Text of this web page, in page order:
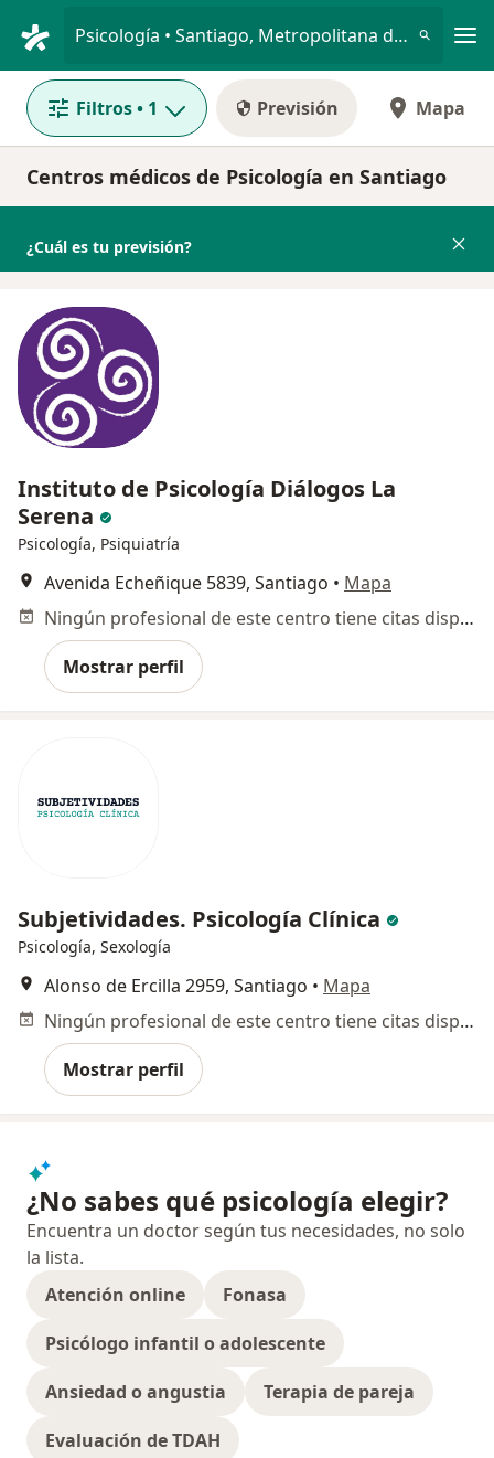
Psicología • Santiago, Metropolitana de Santiago
Filtros• 1 Previsión Mapa
Centros médicos de Psicología en Santiago
¿Cuál es tu previsión?
Instituto de Psicología Diálogos La
Serena
Psicología, Psiquiatría
Avenida Echeñique 5839, Santiago • Mapa
Ningún profesional de este centro tiene citas disponibles
Mostrar perfil
Subjetividades. Psicología Clínica
Psicología, Sexología
Alonso de Ercilla 2959, Santiago • Mapa
Ningún profesional de este centro tiene citas disponibles
Mostrar perfil
¿No sabes qué psicología elegir?
Encuentra un doctor según tus necesidades, no solo
la lista.
Atención online
Fonasa
Psicólogo infantil o adolescente
Ansiedad o angustia
Terapia de pareja
Evaluación de TDAH